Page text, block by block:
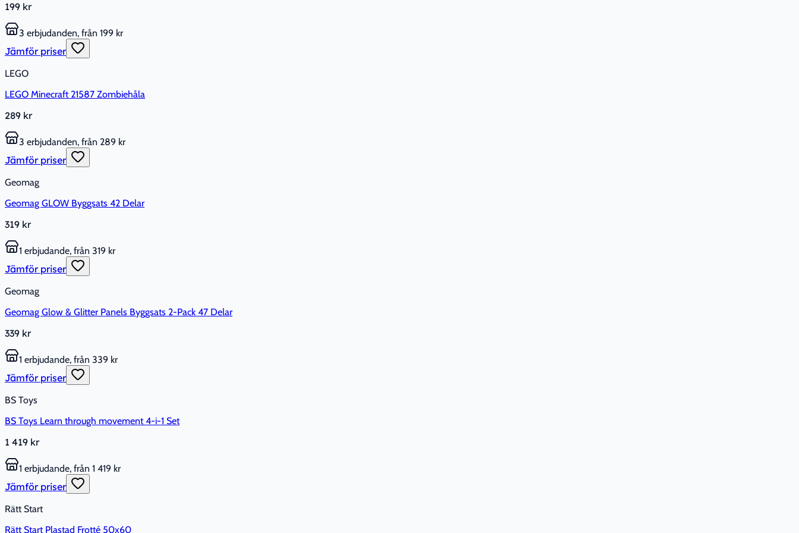
199 kr
3 erbjudanden, från 199 kr
Jämför priser
LEGO
LEGO Minecraft 21587 Zombiehåla
289 kr
3 erbjudanden, från 289 kr
Jämför priser
Geomag
Geomag GLOW Byggsats 42 Delar
319 kr
1 erbjudande, från 319 kr
Jämför priser
Geomag
Geomag Glow & Glitter Panels Byggsats 2-Pack 47 Delar
339 kr
1 erbjudande, från 339 kr
Jämför priser
BS Toys
BS Toys Learn through movement 4-i-1 Set
1 419 kr
1 erbjudande, från 1 419 kr
Jämför priser
Rätt Start
Rätt Start Plastad Frotté 50x60